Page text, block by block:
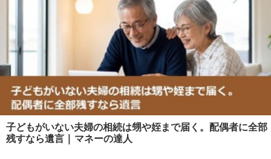
子どもがいない夫婦の相続は甥や姪まで届く。配偶者に全部
残すなら遺言 | マネーの達人